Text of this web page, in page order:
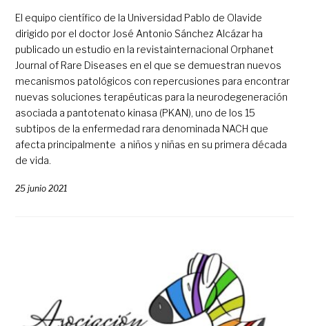
El equipo científico de la Universidad Pablo de Olavide
dirigido por el doctor José Antonio Sánchez Alcázar ha
publicado un estudio en la revistainternacional Orphanet
Journal of Rare Diseases en el que se demuestran nuevos
mecanismos patológicos con repercusiones para encontrar
nuevas soluciones terapéuticas para la neurodegeneración
asociada a pantotenato kinasa (PKAN), uno de los 15
subtipos de la enfermedad rara denominada NACH que
afecta principalmente a niños y niñas en su primera década
de vida.
25 junio 2021